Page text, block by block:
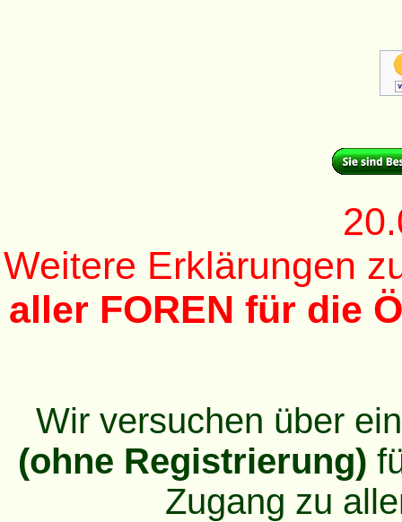
Weitere Erklärungen
aller FOREN für die
Wir versuchen über
(ohne Registrierung)
Zugang zu